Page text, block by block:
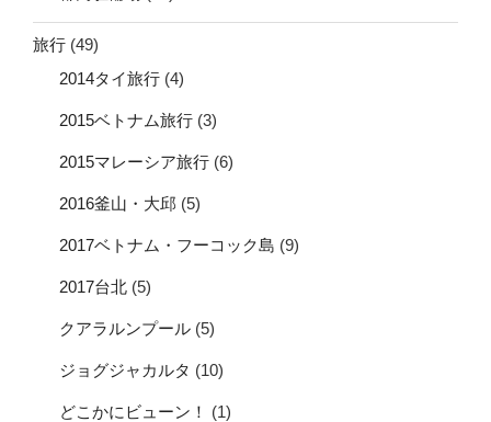
旅行 (49)
2014タイ旅行 (4)
2015ベトナム旅行 (3)
2015マレーシア旅行 (6)
2016釜山・大邱 (5)
2017ベトナム・フーコック島 (9)
2017台北 (5)
クアラルンプール (5)
ジョグジャカルタ (10)
どこかにビューン！ (1)